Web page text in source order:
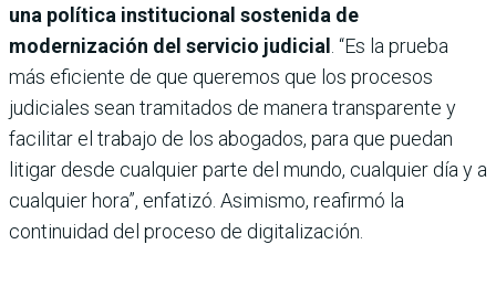
una política institucional sostenida de
modernización del servicio judicial . “Es la prueba
más eficiente de que queremos que los procesos
judiciales sean tramitados de manera transparente y
facilitar el trabajo de los abogados, para que puedan
litigar desde cualquier parte del mundo, cualquier día y a
cualquier hora”, enfatizó. Asimismo, reafirmó la
continuidad del proceso de digitalización.